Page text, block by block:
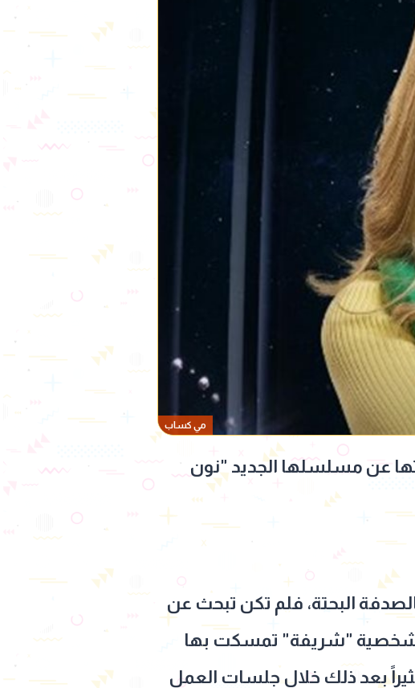
مي كساب
عن مسلسلها الجديد "نون
البحتة، فلم تكن تبحث عن
لشخصية "شريفة" تمسكت بها
بعد ذلك خلال جلسات العمل